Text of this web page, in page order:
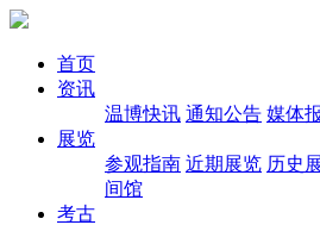
首页
资讯
温博快讯 通知公告 媒体
展览
参观指南 近期展览 历史
间馆
考古